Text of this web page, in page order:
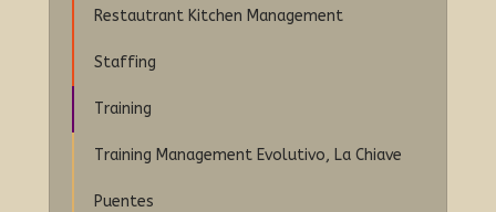
Restautrant Kitchen Management
Staffing
Training
Training Management Evolutivo, La Chiave
Puentes